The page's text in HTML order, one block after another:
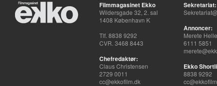
Filmmagasinet Ekko
Wildersgade 32, 2. sal
1408 København K
Tlf. 8838 9292
CVR. 3468 8443
Chefredaktør:
Claus Christensen
2729 0011
cc@ekkofilm.dk
Sekretariat:
Annoncer:
Merete
6111 5851
Ekko
8838 9292